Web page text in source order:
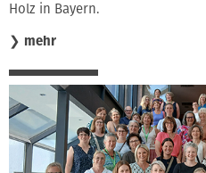
Holz in Bayern.
❯ mehr